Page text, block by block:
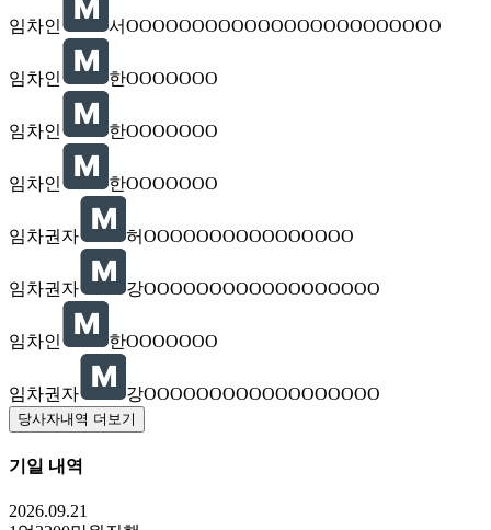
임차인 서OOOOOOOOOOOOOOOOOOOOOOOO
임차인 한OOOOOOO
임차인 한OOOOOOO
임차인 한OOOOOOO
임차권자 허OOOOOOOOOOOOOOOO
임차권자 강OOOOOOOOOOOOOOOOOO
임차인 한OOOOOOO
임차권자 강OOOOOOOOOOOOOOOOOO
당사자내역 더보기
기일 내역
2026.09.21